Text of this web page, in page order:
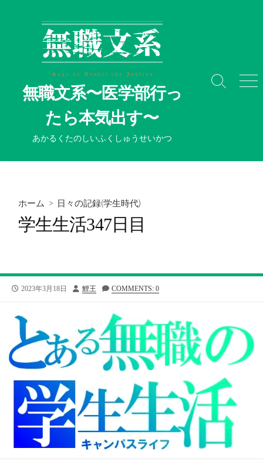
無職文系〜医学部行っ
たら本気出す〜
あかるくたのしいふくしゅうせいかつ
検
メ
ホーム > 日々の記録(学生時代)
学生生活347日目
公
2023年3月18日
投
鯉王 COMMENTS: 0